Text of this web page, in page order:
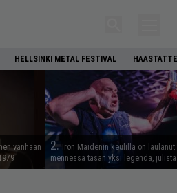
HELLSINKI METAL FESTIVAL
vanhaan
2. Iron Maidenin keulilla on laulanut
mennessä tasan yksi legenda,